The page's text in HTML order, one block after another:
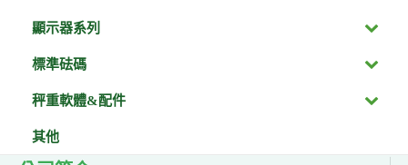
顯示器系列
標準砝碼
秤重軟體&配件
其他